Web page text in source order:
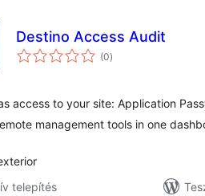
Destino Access Audit
(0értékelés
összesen
)
access to your site: Application
management tools in one
telepítés